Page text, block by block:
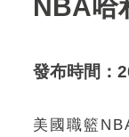
NBA哈
發布時間：
美國職籃